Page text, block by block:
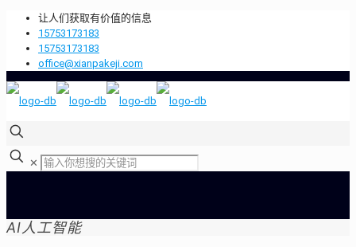
让人们获取有价值的信息
15753173183
15753173183
office@xianpakeji.com
✕
AI人工智能